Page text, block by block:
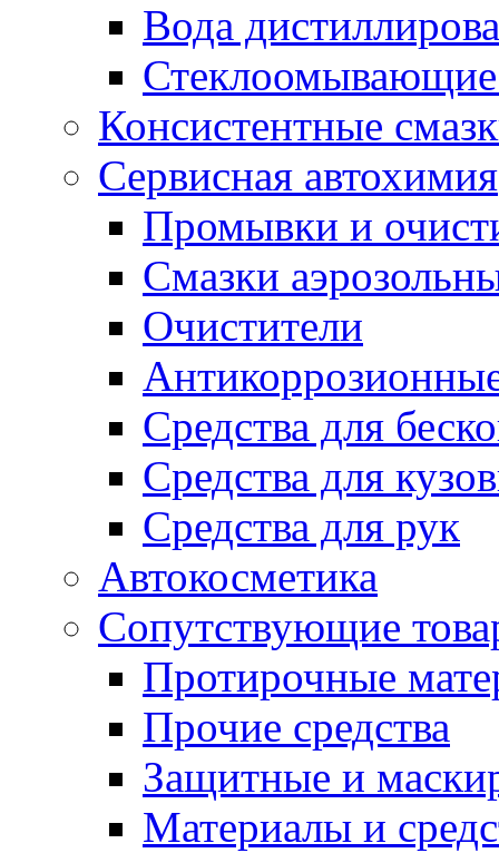
Вода
Консистентные
Сервисная автохимия
Промывки и
Смазки
Очистители
Средства для
Средства для
Средства для рук
Автокосметика
Сопутствующие
Протирочные
Прочие средства
Защитные и
Материалы и